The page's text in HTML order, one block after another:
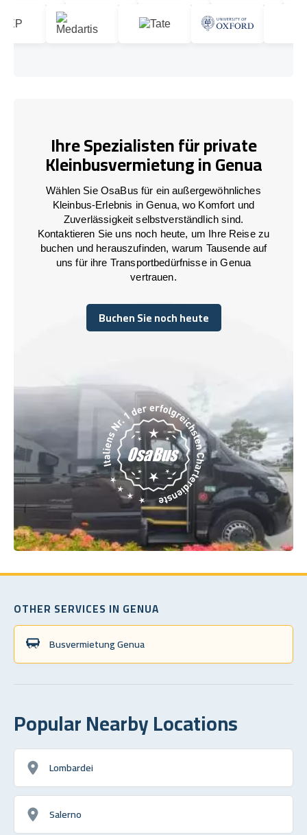
Ihre Spezialisten für private
Kleinbusvermietung in Genua
Wählen Sie OsaBus für ein außergewöhnliches
Kleinbus-Erlebnis in Genua, wo Komfort und
Zuverlässigkeit selbstverständlich sind.
Kontaktieren Sie uns noch heute, um Ihre Reise zu
buchen und herauszufinden, warum Tausende auf
uns für ihre Transportbedürfnisse in Genua
vertrauen.
Buchen Sie noch heute
Buchen Sie noch heute
OTHER SERVICES IN GENUA
Busvermietung Genua
Popular Nearby Locations
Lombardei
Salerno